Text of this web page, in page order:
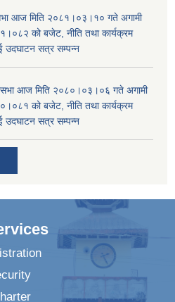
आज मिति २०८१।०३।१० गते अगामी
को बजेट, नीति तथा कार्यक्रम
उदघाटन सत्र सम्पन्न
आज मिति २०८०।०३।०६ गते अगामी
को बजेट, नीति तथा कार्यक्रम
उदघाटन सत्र सम्पन्न